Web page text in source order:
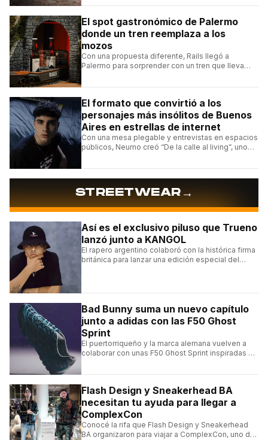
El spot gastronómico de Palermo
donde un tren reemplaza a los
mozos
Con una propuesta diferente, Rails llegó a
Palermo para sorprender con un tren que lleva
El formato que convirtió a los
personajes más insólitos de Buenos
Aires en estrellas de internet
Con una mesa plegable y entrevistas en espacios
públicos, Neumo creó “De la calle al living”, uno
STREETWEAR→
Así es el exclusivo piluso que Trueno
lanzó junto a KANGOL
El rapero argentino colaboró con la histórica firma
británica para lanzar una edición especial del
Bad Bunny suma un nuevo capítulo
junto a adidas con las F50 Ghost
Sprint
El puertorriqueño y la marca alemana vuelven a
colaborar con unas F50 Ghost Sprint inspiradas en
Flash Design y Sneakerhead BA
necesitan tu ayuda para llegar a
ComplexCon
Conocé la rifa que Flash Design y Sneakerhead
BA organizaron para viajar a ComplexCon, uno de